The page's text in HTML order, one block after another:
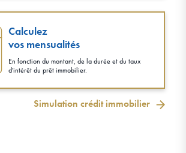
Calculez
vos mensualités
En fonction du montant, de la durée et du taux
d'intérêt du prêt immobilier.
Simulation crédit immobilier